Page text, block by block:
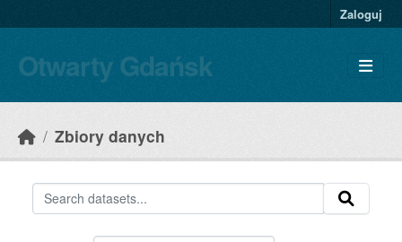
Zaloguj
Otwarty Gdańsk
Zbiory danych